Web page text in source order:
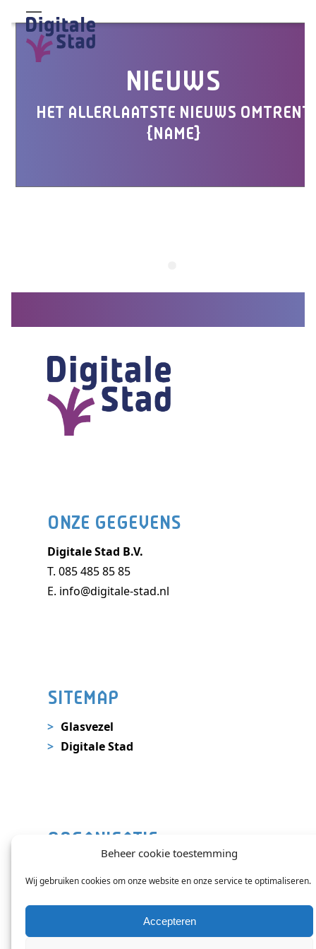
Beheer cookie toestemming
Wij gebruiken cookies om onze website en onze service te optimaliseren.
Accepteren
Skip
content
Open
mobile
Close
mobile
NIEUWS
HET ALLERLAATSTE NIEUWS OMTRENT
{NAME}
ONZE GEGEVENS
Digitale Stad B.V.
T. 085 485 85 85
E. info@digitale-stad.nl
SITEMAP
Glasvezel
Digitale Stad
ORGANISATIE
Contact
Veelgestelde vragen